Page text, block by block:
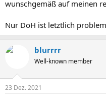
wunschgemäß auf meinen
Nur DoH ist letztlich
blurrrr
Well-known member
23 Dez. 2021